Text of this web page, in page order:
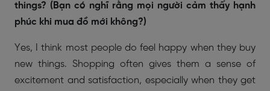
things? (Bạn có nghĩ rằng mọi người cảm thấy hạnh
phúc khi mua đồ mới không?)
Yes, I think most people do feel happy when they buy
new things. Shopping often gives them a sense of
excitement and satisfaction, especially when they get